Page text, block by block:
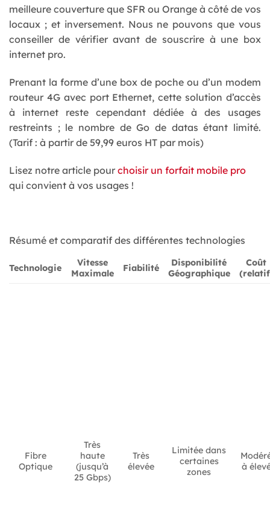
meilleure couverture que SFR ou Orange à côté de vos
locaux ; et inversement. Nous ne pouvons que vous
conseiller de vérifier avant de souscrire à une box
internet pro.
Prenant la forme d’une box de poche ou d’un modem
routeur 4G avec port Ethernet, cette solution d’accès
à internet reste cependant dédiée à des usages
restreints ; le nombre de Go de datas étant limité.
(Tarif : à partir de 59,99 euros HT par mois)
Lisez notre article pour choisir un forfait mobile pro
qui convient à vos usages !
Résumé et comparatif des différentes technologies
Technologie
Vitesse
Maximale
Fiabilité
Disponibilité
Géographique
Coût
Fibre
Optique
Très
haute
(jusqu’à
25 Gbps)
Très
élevée
Limitée dans
certaines
zones
à